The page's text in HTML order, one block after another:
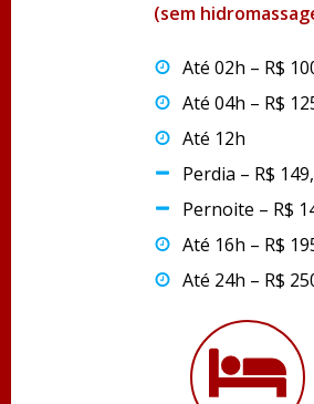
(sem
Até 02h – R$
Até 04h – R$
Até 12h
Perdia – R$
Pernoite – R$
Até 16h – R$
Até 24h – R$